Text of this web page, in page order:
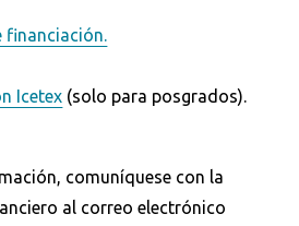
financiación.
Icetex (solo para posgrados).
comuníquese con la
al correo electrónico